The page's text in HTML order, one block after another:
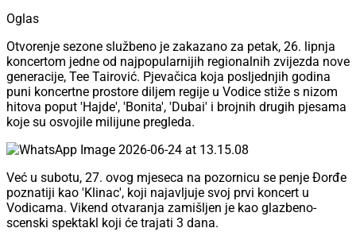
Oglas
Otvorenje sezone službeno je zakazano za petak, 26. lipnja
koncertom jedne od najpopularnijih regionalnih zvijezda nove
generacije, Tee Tairović. Pjevačica koja posljednjih godina
puni koncertne prostore diljem regije u Vodice stiže s nizom
hitova poput 'Hajde', 'Bonita', 'Dubai' i brojnih drugih pjesama
koje su osvojile milijune pregleda.
Već u subotu, 27. ovog mjeseca na pozornicu se penje Đorđe
poznatiji kao 'Klinac', koji najavljuje svoj prvi koncert u
Vodicama. Vikend otvaranja zamišljen je kao glazbeno-
scenski spektakl koji će trajati 3 dana.